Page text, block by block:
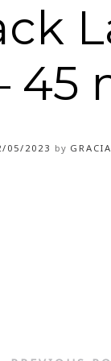
45
05/2023 by